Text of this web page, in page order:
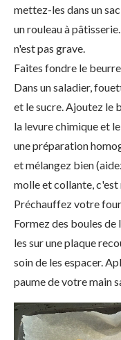
mettez-les dans un
un rouleau à
n'est pas grave.
Faites fondre le
Dans un saladier,
et le sucre. Ajoutez le
la levure chimique et
une préparation
et mélangez bien
molle et collante, c'est
Préchauffez votre
Formez des boules de
les sur une plaque
soin de les espacer.
paume de votre main